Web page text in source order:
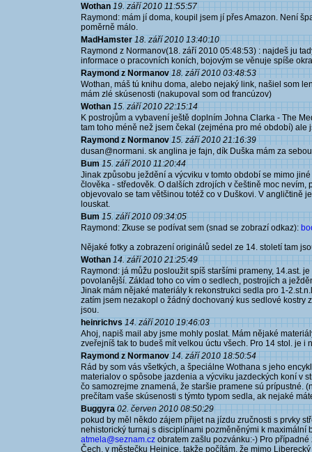
Wothan 19. září 2010 11:55:57
Raymond: mám jí doma, koupil jsem jí přes Amazon. Není
poměrně málo.
MadHamster 18. září 2010 13:40:10
Raymond z Normanov(18. září 2010 05:48:53) : najdeš ju
informace o pracovních koních, bojovým se věnuje spíše
Raymond z Normanov 18. září 2010 03:48:53
Wothan, máš tú knihu doma, alebo nejaký link, našiel som
mám zlé skúsenosti (nakupoval som od francúzov)
Wothan 15. září 2010 22:15:14
K postrojům a vybavení ještě doplním Johna Clarka - The
tam toho méně než jsem čekal (zejména pro mé období) ale
Raymond z Normanov 15. září 2010 21:16:39
dusan@normani. sk anglina je fajn, dík Duška mám za
Bum 15. září 2010 11:20:44
Jinak způsobu ježdění a výcviku v tomto období se mimo
člověka - středověk. O dalších zdrojích v češtině moc
objevovalo se tam většinou totéž co v Duškovi. V angličtině
louskat.
Bum 15. září 2010 09:34:05
Raymond: Zkuse se podívat sem (snad se zobrazí odkaz):
Nějaké fotky a zobrazení originálů sedel ze 14. století tam
Wothan 14. září 2010 21:25:49
Raymond: já můžu posloužit spíš staršími prameny, 14.ast.
povolanější. Základ toho co vím o sedlech, postrojích a
Jinak mám nějaké materiály k rekonstrukci sedla pro 1-
zatím jsem nezakopl o žádný dochovaný kus sedlové kostry
jsou.
heinrichvs 14. září 2010 19:46:03
Ahoj, napiš mail aby jsme mohly poslat. Mám nějaké
zveřejníš tak to budeš mít velkou úctu všech. Pro 14 stol. je
Raymond z Normanov 14. září 2010 18:50:54
Rád by som vás všetkých, a špeciálne Wothana s jeho
materialov o spôsobe jazdenia a výcviku jazdeckých koní v
čo samozrejme znamená, že staršie pramene sú prípustné.
prečítam vaše skúsenosti s týmto typom sedla, ak nejaké
Buggyra 02. červen 2010 08:50:29
pokud by měl někdo zájem přijet na jízdu zručnosti s prvky
nehistorický turnaj s disciplínami pozměněnými k maximální
atmela@seznam.cz obratem zašlu pozvánku:-) Pro
Čech, v městečku Hejnice, takže počítám, že mimo